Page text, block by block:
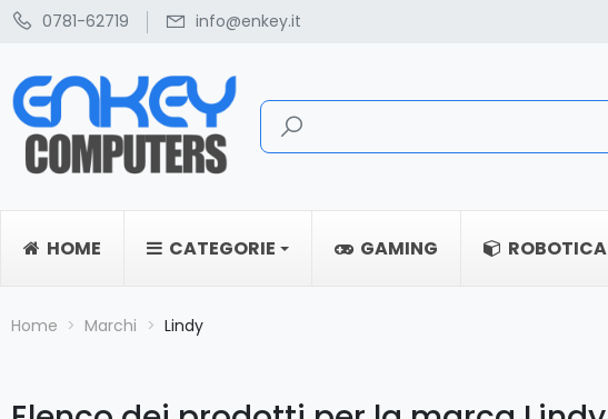
0781-62719 info@enkey.it
HOME CATEGORIE GAMING ROBOTICA
Home Marchi Lindy